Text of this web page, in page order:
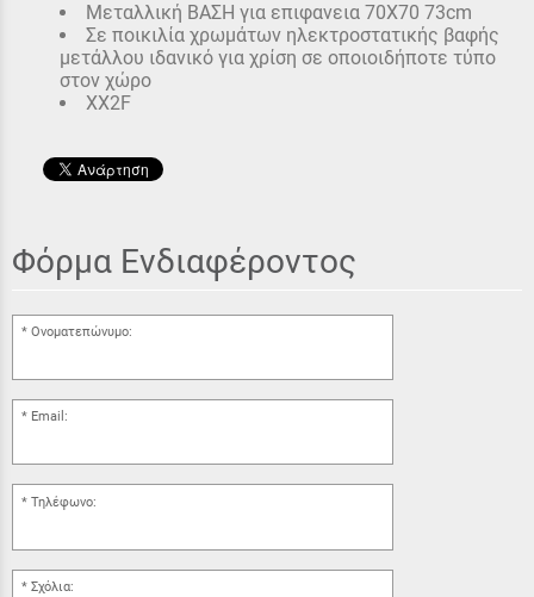
Μεταλλική ΒΑΣΗ για επιφανεια 70Χ70 73cm
Σε ποικιλία χρωμάτων ηλεκτροστατικής βαφής
μετάλλου ιδανικό για χρίση σε οποιοιδήποτε τύπο
στον χώρο
XX2F
Φόρμα Ενδιαφέροντος
Ονοματεπώνυμο:
Email:
Τηλέφωνο:
Σχόλια: